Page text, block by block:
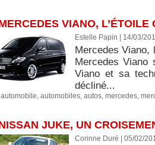
VIANO, L’ÉTOILE
Estelle Papin | 14/03/
Mercedes Viano,
Mercedes Viano
Viano et sa
décliné...
automobile, automobiles, autos, mercedes,
JUKE, UN
Corinne Duré | 05/02/